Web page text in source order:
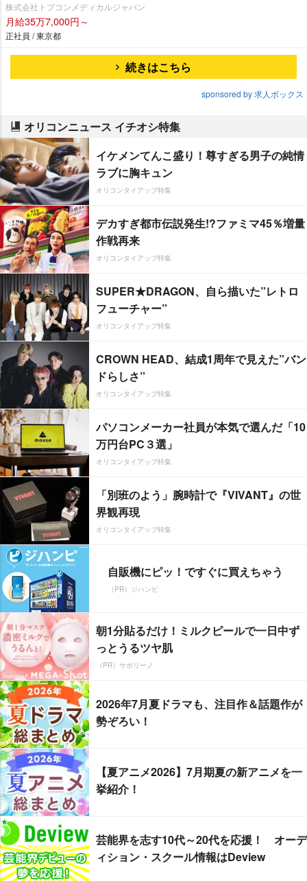
株式会社トプコンメディカルジャパン
月給35万7,000円～
正社員 / 東京都
続きはこちら
sponsored by 求人ボックス
オリコンニュース イチオシ特集
イケメンてんこ盛り！尊すぎる男子の純情
ラブに胸キュン
オリコンタイアップ特集
デカすぎ都市伝説発生!?ファミマ45％増量
作戦再来
オリコンタイアップ特集
SUPER★DRAGON、自ら描いた”レトロ
フューチャー”
オリコンタイアップ特集
CROWN HEAD、結成1周年で見えた”バン
ドらしさ”
オリコンタイアップ特集
パソコンメーカー社員が本気で選んだ「10
万円台PC３選」
オリコンタイアップ特集
「別班のよう」腕時計で『VIVANT』の世
界観再現
オリコンタイアップ特集
自販機にピッ！ですぐに買えちゃう
（PR）ジハンピ
朝1分貼るだけ！ミルクピールで一日中ず
っとうるツヤ肌
（PR）サボリーノ
2026年7月夏ドラマも、注目作＆話題作が
勢ぞろい！
【夏アニメ2026】7月期夏の新アニメを一
挙紹介！
芸能界を志す10代～20代を応援！ オーデ
ィション・スクール情報はDeview